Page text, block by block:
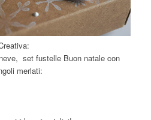
set fustelle Buon natale con
merlati: